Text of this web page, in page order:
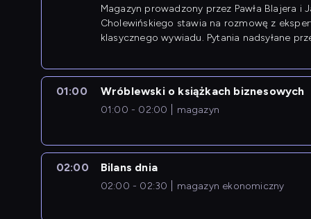
Magazyn prowadzony przez Pawła Blajera i
Cholewińskiego stawia na rozmowę z
klasycznego wywiadu. Pytania nadsyłane
01:00 Wróblewski o książkach biznesowych
01:00 - 02:00 magazyn
02:00 Bilans dnia
02:00 - 02:30 magazyn ekonomiczny